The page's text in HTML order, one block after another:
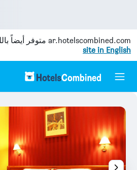
ar.hotelscombined.com متوفر أيضاً
site in English